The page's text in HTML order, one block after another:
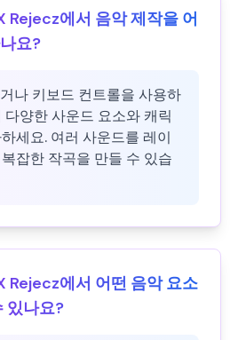
Rejecz에서 음악 제작을 어
요?
나 키보드 컨트롤을 사용하
다양한 사운드 요소와 캐릭
세요. 여러 사운드를 레이
잡한 작곡을 만들 수 있습
Rejecz에서 어떤 음악 요소
있나요?